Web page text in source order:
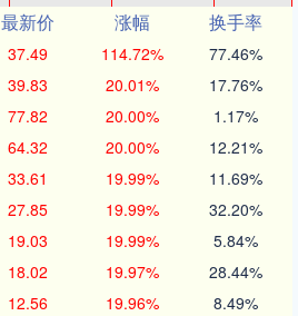
最新价 涨幅
换手率
37.49 114.72% 77.46%
39.83 20.01% 17.76%
77.82 20.00% 1.17%
64.32 20.00% 12.21%
33.61 19.99% 11.69%
27.85 19.99% 32.20%
19.03 19.99% 5.84%
18.02 19.97% 28.44%
12.56 19.96% 8.49%